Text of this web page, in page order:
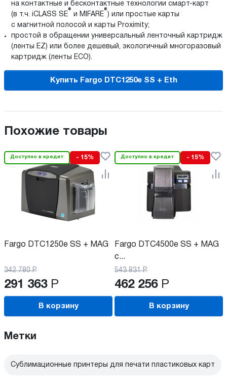
на контактные и бесконтактные технологии смарт-карт
(в т.ч. iCLASS SE
®
и MIFARE
®
) или простые карты
с магнитной полосой и карты Proximity;
простой в обращении универсальный ленточный картридж
(ленты EZ) или более дешевый, экологичный многоразовый
картридж (ленты ЕСО).
Купить Fargo DTC1250e SS + Eth
Похожие товары
Доступно в кредит - 15%
Fargo DTC1250e SS + MAG
342 780 Р
291 363 Р
В корзину
Доступно в кредит - 15%
Fargo DTC4500e SS + MAG
с...
543 831 Р
462 256 Р
В корзину
Метки
Сублимационные принтеры для печати пластиковых карт